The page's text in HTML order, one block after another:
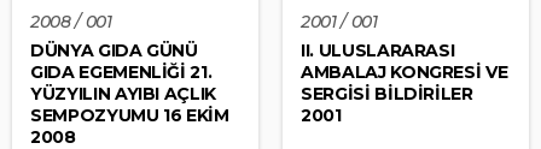
2008 / 001
DÜNYA GIDA GÜNÜ
GIDA EGEMENLİĞİ 21.
YÜZYILIN AYIBI AÇLIK
SEMPOZYUMU 16 EKİM
2008
2001 / 001
II. ULUSLARARASI
AMBALAJ KONGRESİ VE
SERGİSİ BİLDİRİLER
2001